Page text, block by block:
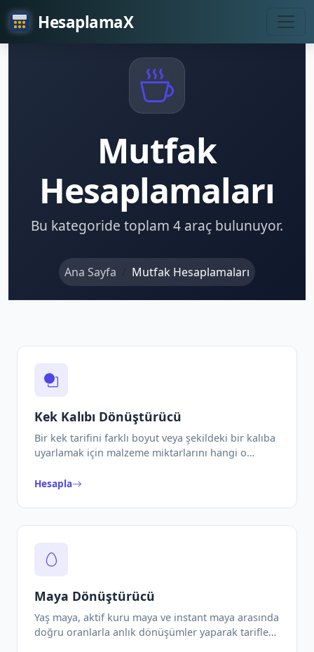
HesaplamaX
Mutfak
Hesaplamaları
Bu kategoride toplam 4 araç bulunuyor.
Ana Sayfa Mutfak Hesaplamaları
Kek Kalıbı Dönüştürücü
Bir kek tarifini farklı boyut veya şekildeki bir kalıba
uyarlamak için malzeme miktarlarını hangi o…
Hesapla
Maya Dönüştürücü
Yaş maya, aktif kuru maya ve instant maya arasında
doğru oranlarla anlık dönüşümler yaparak tarifle…